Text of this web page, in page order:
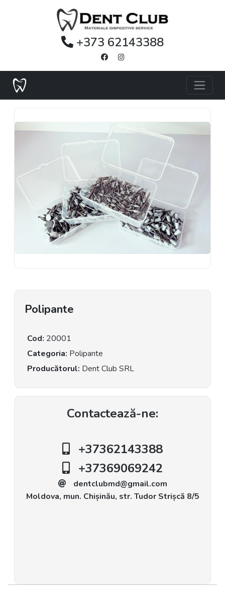
+373 62143388
Polipante
Cod: 20001
Categoria: Polipante
Producătorul: Dent Club SRL
Contactează-ne:
+37362143388
+37369069242
dentclubmd@gmail.com
Moldova, mun. Chișinău, str. Tudor Strișcă 8/5